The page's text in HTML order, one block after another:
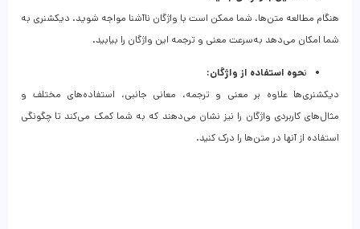
هنگام مطالعه متن‌ها، شما ممکن است با واژگان ناآشنا مواجه شوید. دیکشنری به
شما امکان می‌دهد به‌سرعت معنی و ترجمه این واژگان را بیابید.
نحوه استفاده از واژگان:
دیکشنری‌ها علاوه بر معنی و ترجمه، معانی جانبی، استفاده‌های مختلف و
مثال‌های کاربردی واژگان را نیز نشان می‌دهند که به شما کمک می‌کند تا چگونگی
استفاده از آنها در متن‌ها را درک کنید.